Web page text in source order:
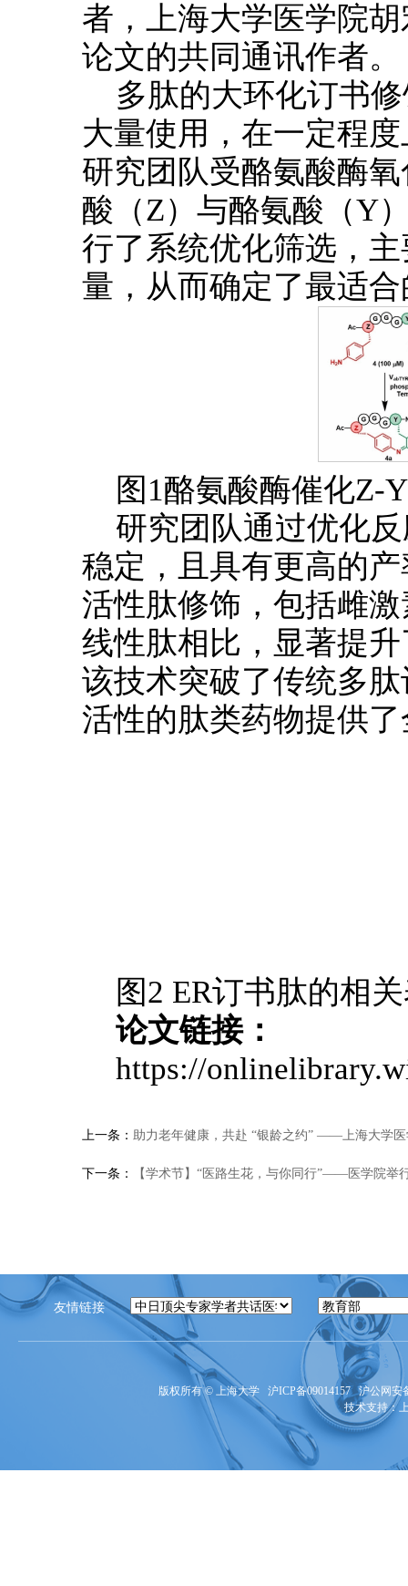
者，上海大学医学院
论文的共同通讯作者。
多肽的大环化订书
大量使用，在一定程
研究团队受酪氨酸酶
酸（Z）与酪氨酸（Y
行了系统优化筛选，
量，从而确定了最适
图1酪氨酸酶催化Z-
研究团队通过优化
稳定，且具有更高的
活性肽修饰，包括雌
线性肽相比，显著提
该技术突破了传统多
活性的肽类药物提供
图2 ER订书肽的相
论文链接：
https://
上一条： 助力老年健康，共赴 “银龄之约” ——上海大学
下一条： 【学术节】“医路生花，与你同行”——医学院举
友情链接
版权所有 © 上海大学 沪ICP备09014157 沪公网安
技术支持：